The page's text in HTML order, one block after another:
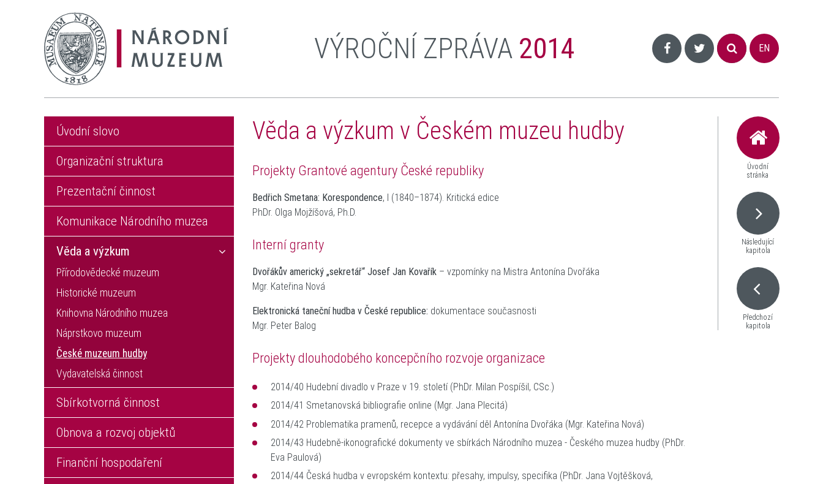
VÝROČNÍ ZPRÁVA 2014 EN
Věda a výzkum v Českém muzeu hudby
Projekty Grantové agentury České republiky
Bedřich Smetana: Korespondence, I (1840–1874). Kritická edice
PhDr. Olga Mojžíšová, Ph.D.
Interní granty
Dvořákův americký „sekretář“ Josef Jan Kovařík – vzpomínky na Mistra Antonína Dvořáka
Mgr. Kateřina Nová
Elektronická taneční hudba v České republice: dokumentace současnosti
Mgr. Peter Balog
Projekty dlouhodobého koncepčního rozvoje organizace
2014/40 Hudební divadlo v Praze v 19. století (PhDr. Milan Pospíšil, CSc.)
2014/41 Smetanovská bibliografie online (Mgr. Jana Plecitá)
2014/42 Problematika pramenů, recepce a vydávání děl Antonína Dvořáka (Mgr. Kateřina Nová)
2014/43 Hudebně-ikonografické dokumenty ve sbírkách Národního muzea - Českého muzea hudby (PhDr.
Eva Paulová)
2014/44 Česká hudba v evropském kontextu: přesahy, impulsy, specifika (PhDr. Jana Vojtěšková,
Úvodní
stránka
Následující
kapitola
Předchozí
kapitola
Úvodní slovo
Organizační struktura
Prezentační činnost
Komunikace Národního muzea
Věda a výzkum
Přírodovědecké muzeum
Historické muzeum
Knihovna Národního muzea
Náprstkovo muzeum
České muzeum hudby
Vydavatelská činnost
Sbírkotvorná činnost
Obnova a rozvoj objektů
Finanční hospodaření